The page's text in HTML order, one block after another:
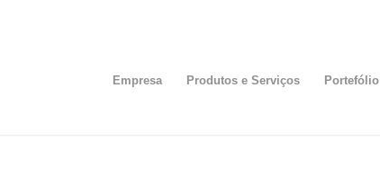
Empresa Produtos e Serviços Portefólio